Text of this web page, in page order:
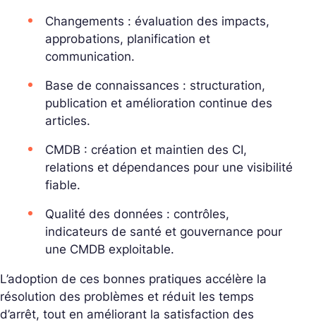
Changements : évaluation des impacts,
approbations, planification et
communication.
Base de connaissances : structuration,
publication et amélioration continue des
articles.
CMDB : création et maintien des CI,
relations et dépendances pour une visibilité
fiable.
Qualité des données : contrôles,
indicateurs de santé et gouvernance pour
une CMDB exploitable.
L’adoption de ces bonnes pratiques accélère la
résolution des problèmes et réduit les temps
d’arrêt, tout en améliorant la satisfaction des